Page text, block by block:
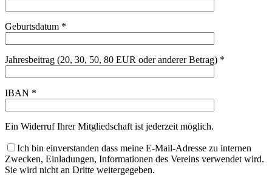
Geburtsdatum *
Jahresbeitrag (20, 30, 50, 80 EUR oder anderer Betrag) *
IBAN *
Ein Widerruf Ihrer Mitgliedschaft ist jederzeit möglich.
Ich bin einverstanden dass meine E-Mail-Adresse zu internen
Zwecken, Einladungen, Informationen des Vereins verwendet wird.
Sie wird nicht an Dritte weitergegeben.